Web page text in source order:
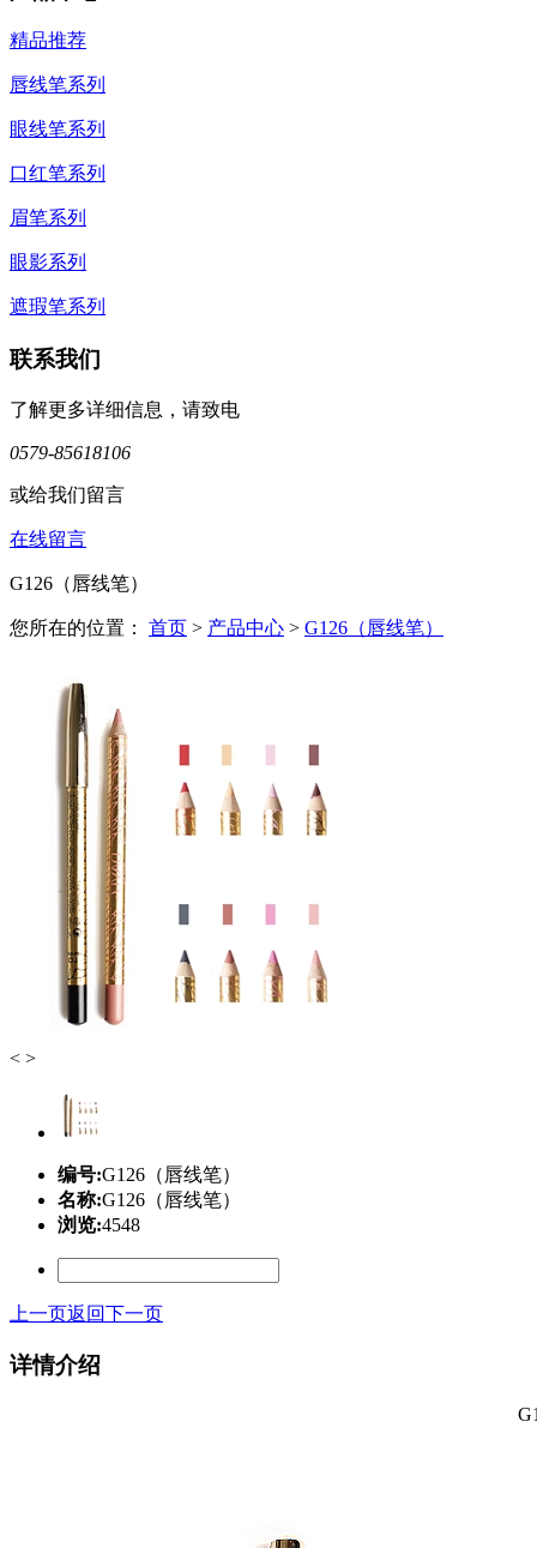
精品推荐
唇线笔系列
眼线笔系列
口红笔系列
眉笔系列
眼影系列
遮瑕笔系列
联系我们
了解更多详细信息，请致电
0579-85618106
或给我们留言
在线留言
G126（唇线笔）
您所在的位置： 首页 > 产品中心 > G126（唇线笔）
< >
编号:G126（唇线笔）
名称:G126（唇线笔）
浏览:4548
上一页返回下一页
详情介绍